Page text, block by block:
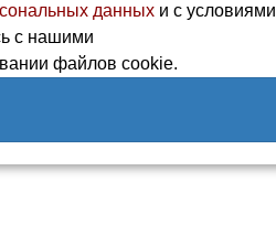
данных и с условиями
с нашими
файлов cookie.